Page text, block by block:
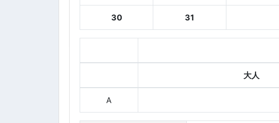
30 31
大人
A